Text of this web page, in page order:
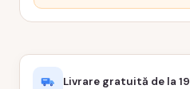
Livrare gratuită de la